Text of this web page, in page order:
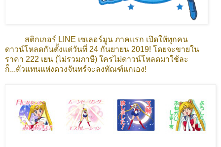
สติกเกอร์ LINE เซเลอร์มูน ภาคแรก เปิดให้ทุกคน
ดาวน์โหลดกันตั้งแต่วันที่ 24 กันยายน 2019! โดยจะขายใน
ราคา 222 เยน (ไม่รวมภาษี) ใครไม่ดาวน์โหลดมาใช้ละ
ก็...ตัวแทนแห่งดวงจันทร์จะลงทัณฑ์แกเอง!